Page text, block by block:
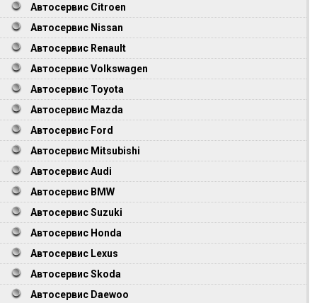
Автосервис Citroen
Автосервис Nissan
Автосервис Renault
Автосервис Volkswagen
Автосервис Toyota
Автосервис Mazda
Автосервис Ford
Автосервис Mitsubishi
Автосервис Audi
Автосервис BMW
Автосервис Suzuki
Автосервис Honda
Автосервис Lexus
Автосервис Skoda
Автосервис Daewoo